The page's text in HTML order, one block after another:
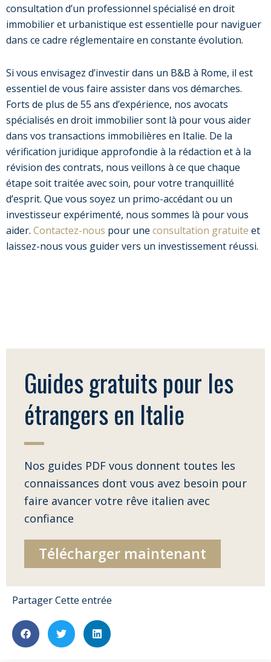
consultation d’un professionnel spécialisé en droit
immobilier et urbanistique est essentielle pour naviguer
dans ce cadre réglementaire en constante évolution.
Si vous envisagez d’investir dans un B&B à Rome, il est
essentiel de vous faire assister dans vos démarches.
Forts de plus de 55 ans d’expérience, nos avocats
spécialisés en droit immobilier sont là pour vous aider
dans vos transactions immobilières en Italie. De la
vérification juridique approfondie à la rédaction et à la
révision des contrats, nous veillons à ce que chaque
étape soit traitée avec soin, pour votre tranquillité
d’esprit. Que vous soyez un primo-accédant ou un
investisseur expérimenté, nous sommes là pour vous
aider. Contactez-nous pour une consultation gratuite et
laissez-nous vous guider vers un investissement réussi.
Guides gratuits pour les
étrangers en Italie
Nos guides PDF vous donnent toutes les
connaissances dont vous avez besoin pour
faire avancer votre rêve italien avec
confiance
Télécharger maintenant
Partager Cette entrée